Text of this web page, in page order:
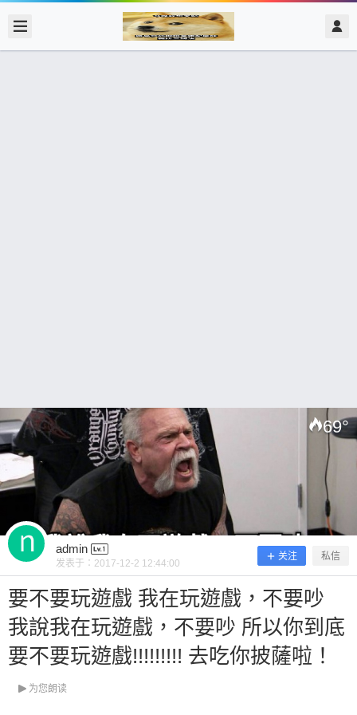
69°
admin
发表于： 2017-12-2 12:44:00
关注 私信
要不要玩遊戲 我在玩遊戲，不要吵
我說我在玩遊戲，不要吵 所以你到底
要不要玩遊戲!!!!!!!!! 去吃你披薩啦！
为您朗读
admin @ 梗圖大全 MEME NOW 2017/12/02
扫描二维码继续阅读